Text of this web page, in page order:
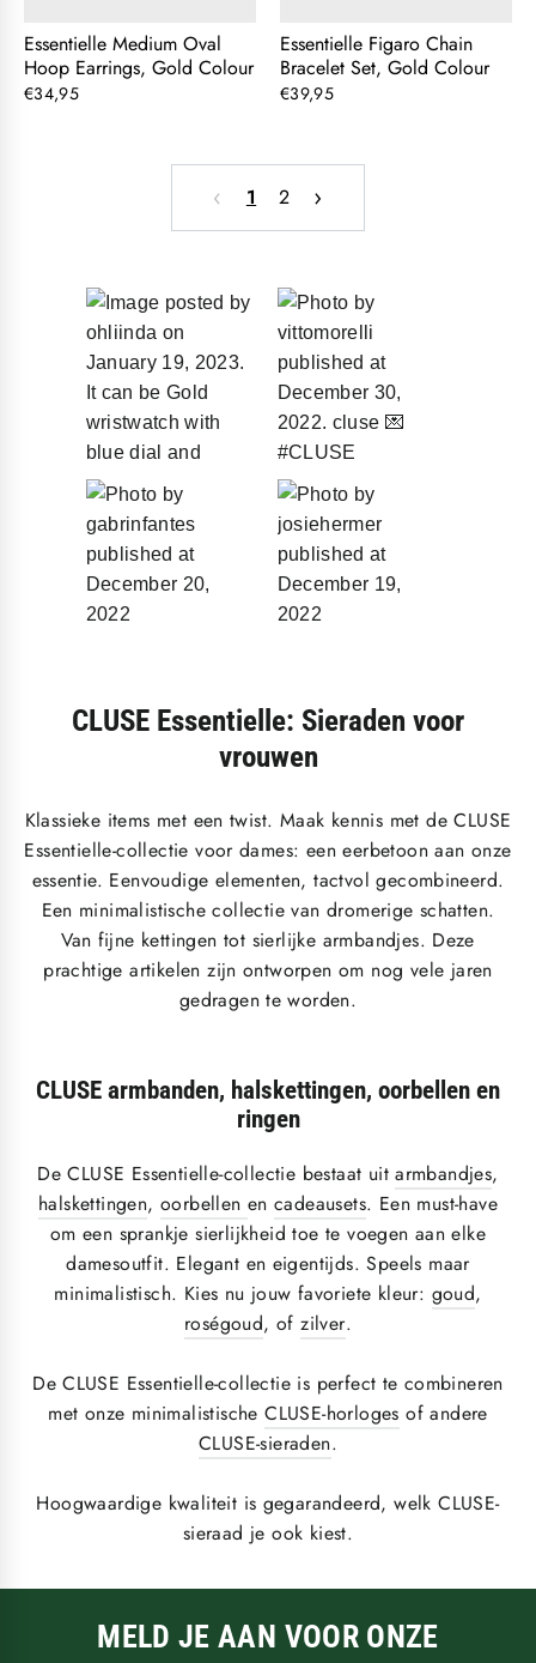
Essentielle Medium Oval
Hoop Earrings, Gold Colour
€34,95
Essentielle Figaro Chain
Bracelet Set, Gold Colour
€39,95
‹ 1 2 ›
CLUSE Essentielle: Sieraden voor
vrouwen
Klassieke items met een twist. Maak kennis met de CLUSE
Essentielle-collectie voor dames: een eerbetoon aan onze
essentie. Eenvoudige elementen, tactvol gecombineerd.
Een minimalistische collectie van dromerige schatten.
Van fijne kettingen tot sierlijke armbandjes. Deze
prachtige artikelen zijn ontworpen om nog vele jaren
gedragen te worden.
CLUSE armbanden, halskettingen, oorbellen en
ringen
De CLUSE Essentielle-collectie bestaat uitarmbandjes,
halskettingen, oorbellen encadeausets. Een must-have
om een sprankje sierlijkheid toe te voegen aan elke
damesoutfit. Elegant en eigentijds. Speels maar
minimalistisch. Kies nu jouw favoriete kleur: goud,
roségoud, ofzilver.
De CLUSE Essentielle-collectie is perfect te combineren
met onze minimalistischeCLUSE-horloges of andere
CLUSE-sieraden.
Hoogwaardige kwaliteit is gegarandeerd, welk CLUSE-
sieraad je ook kiest.
MELD JE AAN VOOR ONZE